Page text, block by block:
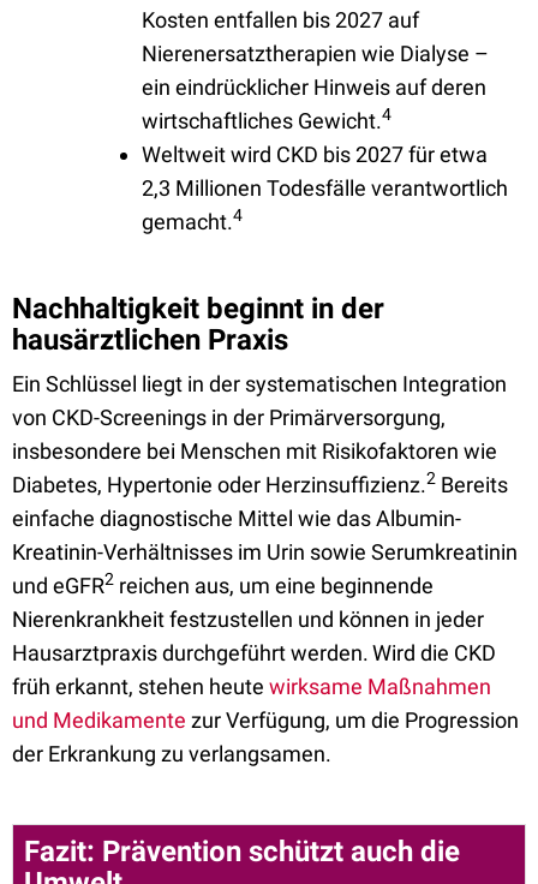
Kosten entfallen bis 2027 auf
Nierenersatztherapien wie Dialyse –
ein eindrücklicher Hinweis auf deren
wirtschaftliches Gewicht.4
Weltweit wird CKD bis 2027 für etwa
2,3 Millionen Todesfälle verantwortlich
gemacht.4
Nachhaltigkeit beginnt in der
hausärztlichen Praxis
Ein Schlüssel liegt in der systematischen Integration
von CKD-Screenings in der Primärversorgung,
insbesondere bei Menschen mit Risikofaktoren wie
Diabetes, Hypertonie oder Herzinsuffizienz.2 Bereits
einfache diagnostische Mittel wie das Albumin-
Kreatinin-Verhältnisses im Urin sowie Serumkreatinin
und eGFR2 reichen aus, um eine beginnende
Nierenkrankheit festzustellen und können in jeder
Hausarztpraxis durchgeführt werden.Wird die CKD
früh erkannt, stehen heute wirksame Maßnahmen
und Medikamente zur Verfügung, um die Progression
der Erkrankung zu verlangsamen.
Fazit: Prävention schützt auch die